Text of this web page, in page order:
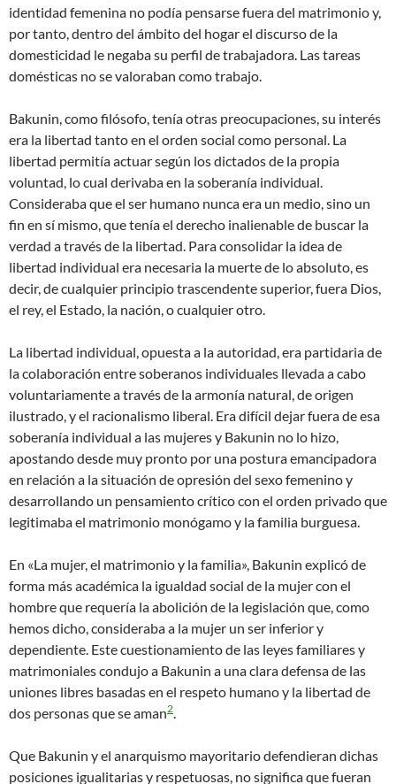
identidad femenina no podía pensarse fuera del matrimonio y,
por tanto, dentro del ámbito del hogar el discurso de la
domesticidad le negaba su perfil de trabajadora. Las tareas
domésticas no se valoraban como trabajo.
Bakunin, como filósofo, tenía otras preocupaciones, su interés
era la libertad tanto en el orden social como personal. La
libertad permitía actuar según los dictados de la propia
voluntad, lo cual derivaba en la soberanía individual.
Consideraba que el ser humano nunca era un medio, sino un
fin en sí mismo, que tenía el derecho inalienable de buscar la
verdad a través de la libertad. Para consolidar la idea de
libertad individual era necesaria la muerte de lo absoluto, es
decir, de cualquier principio trascendente superior, fuera Dios,
el rey, el Estado, la nación, o cualquier otro.
La libertad individual, opuesta a la autoridad, era partidaria de
la colaboración entre soberanos individuales llevada a cabo
voluntariamente a través de la armonía natural, de origen
ilustrado, y el racionalismo liberal. Era difícil dejar fuera de esa
soberanía individual a las mujeres y Bakunin no lo hizo,
apostando desde muy pronto por una postura emancipadora
en relación a la situación de opresión del sexo femenino y
desarrollando un pensamiento crítico con el orden privado que
legitimaba el matrimonio monógamo y la familia burguesa.
En «La mujer, el matrimonio y la familia», Bakunin explicó de
forma más académica la igualdad social de la mujer con el
hombre que requería la abolición de la legislación que, como
hemos dicho, consideraba a la mujer un ser inferior y
dependiente. Este cuestionamiento de las leyes familiares y
matrimoniales condujo a Bakunin a una clara defensa de las
uniones libres basadas en el respeto humano y la libertad de
dos personas que se aman2
Que Bakunin y el anarquismo mayoritario defendieran dichas
posiciones igualitarias y respetuosas, no significa que fueran